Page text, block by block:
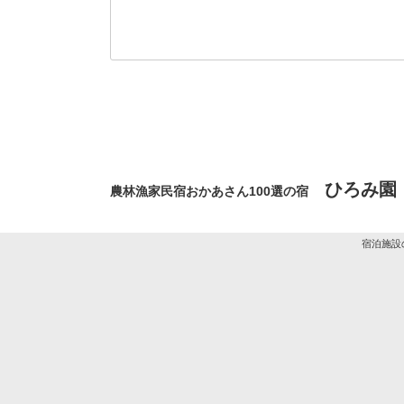
農林漁家民宿おかあさん100選の宿 ひろみ園
宿泊施設